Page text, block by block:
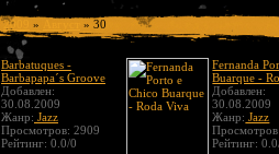
2009 » Август » 30
Barbatuques -
Barbapapa´s Groove
Добавлен:
30.08.2009
Жанр: Jazz
Просмотров: 2909
Рейтинг: 0.0/0
Fernanda
Buarque -
Добавлен:
30.08.2009
Жанр: Jazz
Рейтинг: